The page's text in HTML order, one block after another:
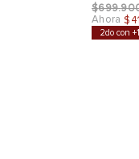
$699.
Ahora $
2do con